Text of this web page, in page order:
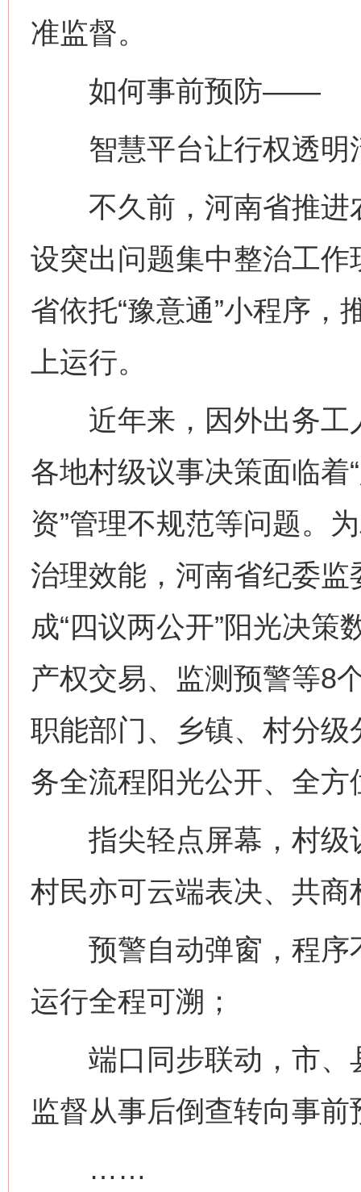
准监督。
如何事前预防——
智慧平台让行权透明
不久前，河南省推进
设突出问题集中整治工
省依托“豫意通”小程序，
上运行。
近年来，因外出务工
各地村级议事决策面临着
资”管理不规范等问题。
治理效能，河南省纪委
成“四议两公开”阳光决
产权交易、监测预警等8
职能部门、乡镇、村分
务全流程阳光公开、全
指尖轻点屏幕，村级
村民亦可云端表决、共商
预警自动弹窗，程序
运行全程可溯；
端口同步联动，市、
监督从事后倒查转向事
……